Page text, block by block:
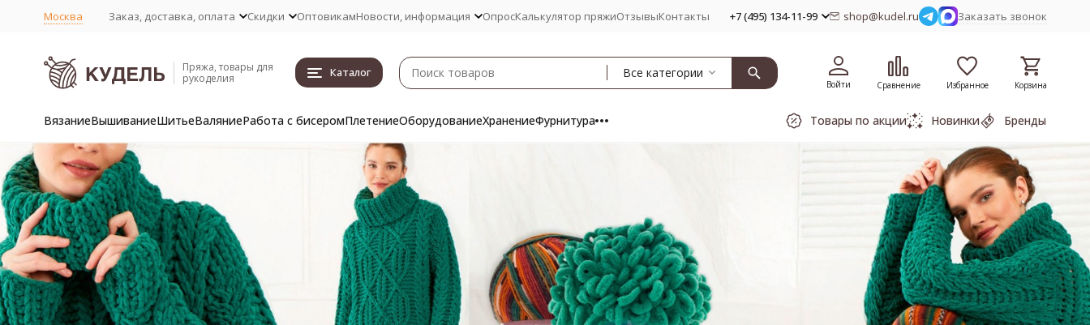
Москва Заказ, доставка, оплата Скидки ОптовикамНовости, информация ОпросКалькулятор пряжиОтзывыКонтакты +7 (495) 134-11-99 shop@kudel.ru Заказать звонок
Пряжа, товары для
рукоделия
Каталог Все категории
Войти Сравнение Избранное Корзина
ВязаниеВышиваниеШитьеВаляниеРабота с бисеромПлетениеОборудованиеХранениеФурнитура Товары по акции Новинки Бренды